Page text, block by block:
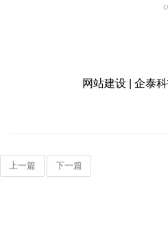
网站建设 | 企泰
上一篇 下一篇